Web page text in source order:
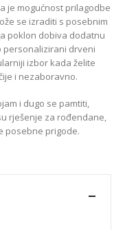
je mogućnost prilagodbe
se izraditi s posebnim
poklon dobiva dodatnu
personalizirani drveni
izbor kada želite
i nezaboravno.
i dugo se pamtiti,
rješenje za rođendane,
posebne prigode.